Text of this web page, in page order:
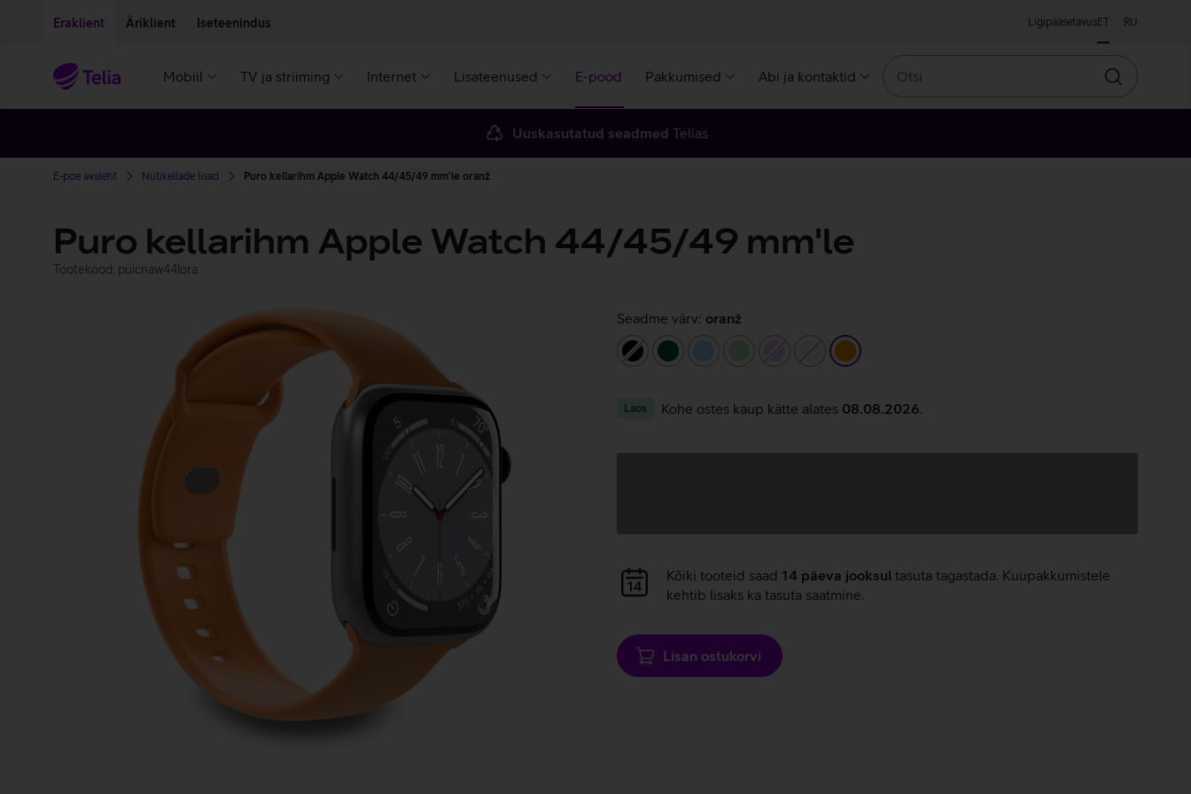
Eraklient Äriklient Iseteenindus LigipääsetavusET RU
Mobiil TV ja striiming Internet Lisateenused E-pood Pakkumised Abi ja kontaktid
Otsin
Uuskasutatud seadmed Telias
E-poe avaleht Nutikellade lisad Puro kellarihm Apple Watch 44/45/49 mm'le oranž
Puro kellarihm Apple Watch 44/45/49 mm'le
Tootekood: puicnaw44lora
Seadme värv: oranž
must
tumerohelineheleroheline
helelillavalge oranž
Laos Kohe ostes kaup kätte alates 08.08.2026
Andmete
laadimine
Kõiki tooteid saad 14 päeva jooksul tasuta tagastada. Kuupakkumistele
kehtib lisaks ka tasuta saatmine.
Lisan ostukorvi